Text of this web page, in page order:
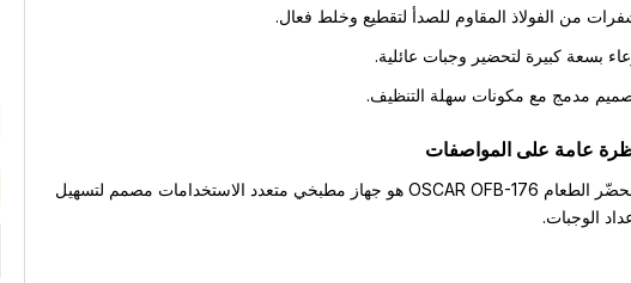
من الفولاذ المقاوم للصدأ لتقطيع وخلط فعال.
بسعة كبيرة لتحضير وجبات عائلية.
مدمج مع مكونات سهلة التنظيف.
عامة على المواصفات
محضّر الطعام OSCAR OFB-176 هو جهاز مطبخي متعدد الاستخدامات مصمم لتسهيل
الوجبات.